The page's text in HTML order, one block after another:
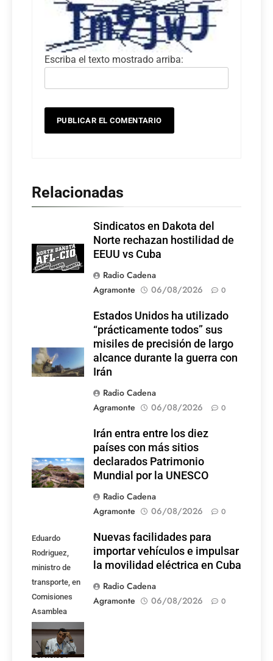
Escriba el texto mostrado arriba:
Relacionadas
Sindicatos en Dakota del
Norte rechazan hostilidad de
EEUU vs Cuba
Radio Cadena
Agramonte
06/08/2026 0
Estados Unidos ha utilizado
“prácticamente todos” sus
misiles de precisión de largo
alcance durante la guerra con
Irán
Radio Cadena
Agramonte
06/08/2026 0
Irán entra entre los diez
países con más sitios
declarados Patrimonio
Mundial por la UNESCO
Radio Cadena
Agramonte
06/08/2026 0
Eduardo
Rodriguez,
ministro de
transporte, en
Comisiones
Asamblea
Nacional,
Atención a los
Servicios .
Nuevas facilidades para
importar vehículos e impulsar
la movilidad eléctrica en Cuba
Radio Cadena
Agramonte
06/08/2026 0